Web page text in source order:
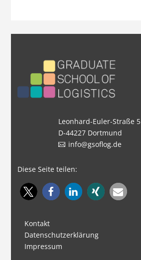
Leonhard-Euler-Straße 5
D-44227 Dortmund
info@gsoflog.de
Diese Seite teilen:
Kontakt
Datenschutzerklärung
Impressum